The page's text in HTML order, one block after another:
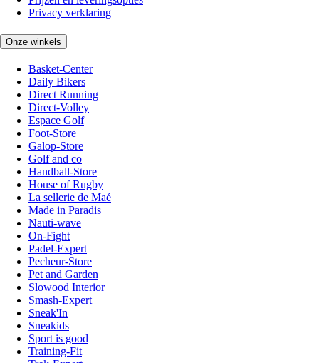
Privacy verklaring
Onze winkels
Basket-Center
Daily Bikers
Direct Running
Direct-Volley
Espace Golf
Foot-Store
Galop-Store
Golf and co
Handball-Store
House of Rugby
La sellerie de Maé
Made in Paradis
Nauti-wave
On-Fight
Padel-Expert
Pecheur-Store
Pet and Garden
Slowood Interior
Smash-Expert
Sneak'In
Sneakids
Sport is good
Training-Fit